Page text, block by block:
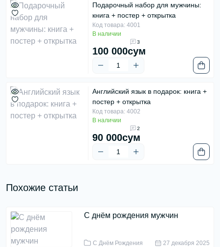
Подарочный набор для мужчины:
книга + постер + открытка
Код товара: 4001
В наличии
3
100 000сум
Английский язык в подарок: книга +
постер + открытка
Код товара: 4002
В наличии
2
90 000сум
Похожие статьи
С днём рождения мужчин
С Днём Рождения 27 декабря 2025